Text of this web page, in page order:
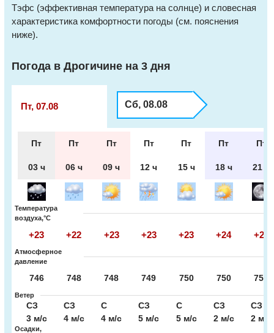
Тэфс (эффективная температура на солнце) и словесная
характеристика комфортности погоды (см. пояснения
ниже).
Погода в Дрогичине на 3 дня
Пт, 07.08 Сб, 08.08
Пт Пт Пт Пт Пт Пт Пт
03 ч 06 ч 09 ч 12 ч 15 ч 18 ч 21 ч
Температура
воздуха,°С
+23 +22 +23 +23 +23 +24 +20
Атмосферное
давление
746 748 748 749 750 750 750
Ветер
СЗ
3 м/с
СЗ
4 м/с
С
4 м/с
СЗ
5 м/с
С
5 м/с
СЗ
2 м/с
СЗ
2 м/с
Осадки,